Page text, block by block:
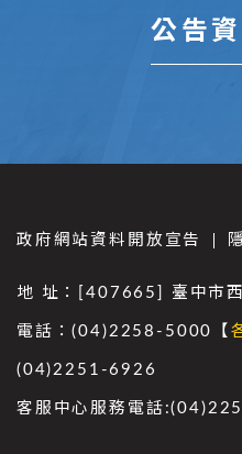
公告
政府網站資料開放宣告
地 址：[407665] 臺中市
電話：(04)2258-5000【
(04)2251-6926
客服中心服務電話